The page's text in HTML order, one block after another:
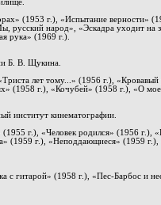
(1953 г.), «Испытание верности»
русский народ», «Эскадра уходит на
рука» (1969 г.).
Б. В. Щукина.
лет тому...» (1956 г.),
(1958 г.), «Кочубей» (1958 г.), «О
институт кинематографии.
г.), «Человек родился» (1956 г.),
(1959 г.), «Неподдающиеся» (1959
с гитарой» (1958 г.), «Пес-Барбос и